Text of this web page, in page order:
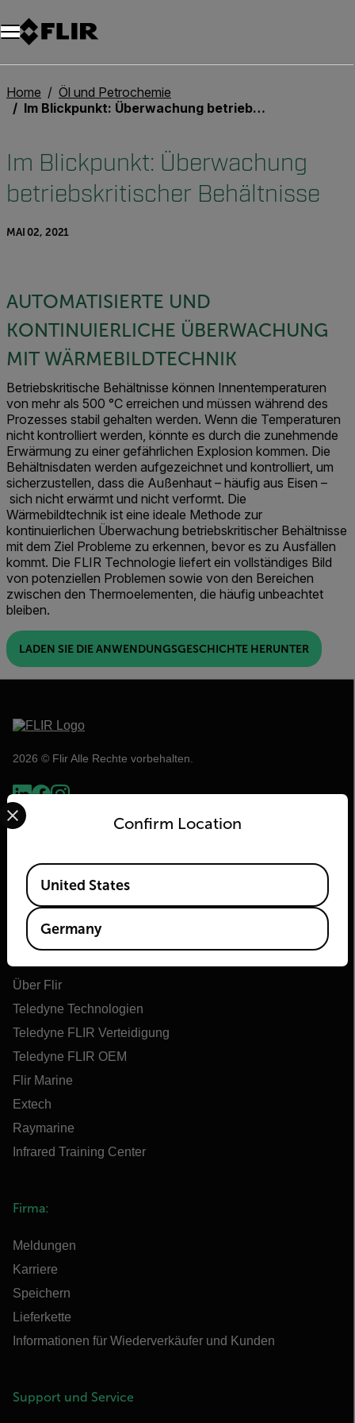
Unread messages
Modell
Entfernen
Elemente
Element
In den Warenkorb
Im Warenkorb
Home
Öl und Petrochemie
Im Blickpunkt: Überwachung betriebskritischer Behältnisse
Im Blickpunkt: Überwachung
betriebskritischer Behältnisse
MAI 02, 2021
AUTOMATISIERTE UND
KONTINUIERLICHE ÜBERWACHUNG
MIT WÄRMEBILDTECHNIK
Betriebskritische Behältnisse können Innentemperaturen
von mehr als 500 °C erreichen und müssen während des
Prozesses stabil gehalten werden. Wenn die Temperaturen
nicht kontrolliert werden, könnte es durch die zunehmende
Erwärmung zu einer gefährlichen Explosion kommen. Die
Behältnisdaten werden aufgezeichnet und kontrolliert, um
sicherzustellen, dass die Außenhaut – häufig aus Eisen –
sich nicht erwärmt und nicht verformt. Die
Wärmebildtechnik ist eine ideale Methode zur
kontinuierlichen Überwachung betriebskritischer Behältnisse
mit dem Ziel Probleme zu erkennen, bevor es zu Ausfällen
kommt. Die FLIR Technologie liefert ein vollständiges Bild
von potenziellen Problemen sowie von den Bereichen
zwischen den Thermoelementen, die häufig unbeachtet
bleiben.
LADEN SIE DIE ANWENDUNGSGESCHICHTE HERUNTER
2026 © Flir Alle Rechte vorbehalten.
Flir
Über Flir
Teledyne Technologien
Teledyne FLIR Verteidigung
Teledyne FLIR OEM
Flir Marine
Extech
Raymarine
Infrared Training Center
Firma:
Meldungen
Karriere
Speichern
Lieferkette
Informationen für Wiederverkäufer und Kunden
Support und Service
Confirm Location
Select your preferred country and language from the
Available Locations
United States
Germany